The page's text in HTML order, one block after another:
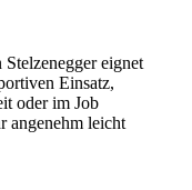
eignet
Einsatz,
oder im Job
angenehm leicht